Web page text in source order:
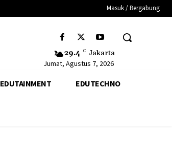
Masuk / Bergabung
29.4 C Jakarta
Jumat, Agustus 7, 2026
EDUTAINMENT EDUTECHNO